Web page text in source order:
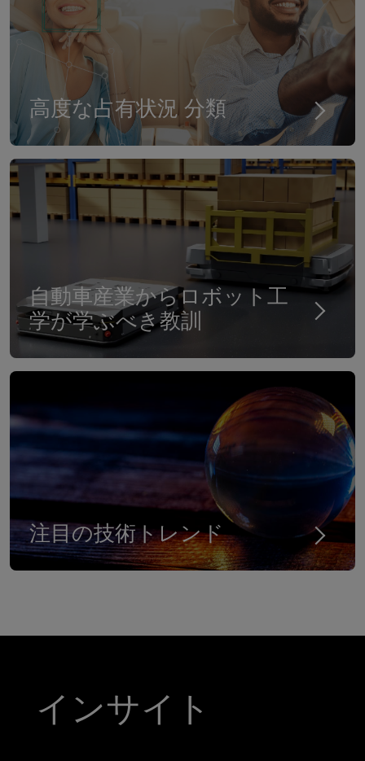
高度な占有状況 分類
自動車産業からロボット工
学が学ぶべき教訓
注目の技術トレンド
インサイト